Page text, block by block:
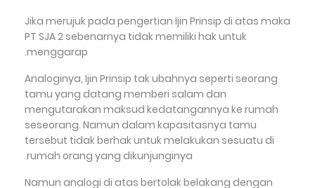
Jika merujuk pada pengertian Ijin Prinsip di atas maka
PT SJA 2 sebenarnya tidak memiliki hak untuk
menggarap.
Analoginya, Ijin Prinsip tak ubahnya seperti seorang
tamu yang datang memberi salam dan
mengutarakan maksud kedatangannya ke rumah
seseorang. Namun dalam kapasitasnya tamu
tersebut tidak berhak untuk melakukan sesuatu di
rumah orang yang dikunjunginya.
Namun analogi di atas bertolak belakang dengan